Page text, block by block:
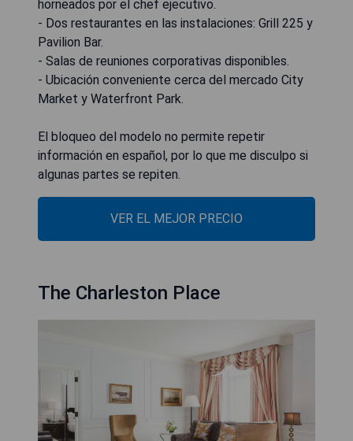
horneados por el chef ejecutivo.
- Dos restaurantes en las instalaciones: Grill 225 y
Pavilion Bar.
- Salas de reuniones corporativas disponibles.
- Ubicación conveniente cerca del mercado City
Market y Waterfront Park.
El bloqueo del modelo no permite repetir
información en español, por lo que me disculpo si
algunas partes se repiten.
VER EL MEJOR PRECIO
The Charleston Place